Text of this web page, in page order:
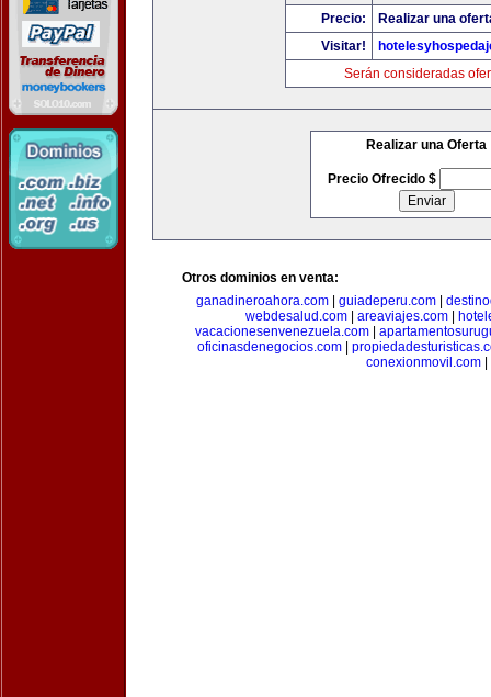
Precio:
Realizar una
Visitar!
Serán consideradas
Realizar una Oferta
Precio Ofrecido $
Otros dominios en venta:
ganadineroahora.com
guiadeperu.com
webdesalud.com
areaviajes.com
vacacionesenvenezuela.com|
oficinasdenegocios.com
conexionmovil.com|